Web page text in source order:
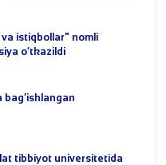
istiqbollar" nomli
o‘tkazildi
tibbiyot universitetida